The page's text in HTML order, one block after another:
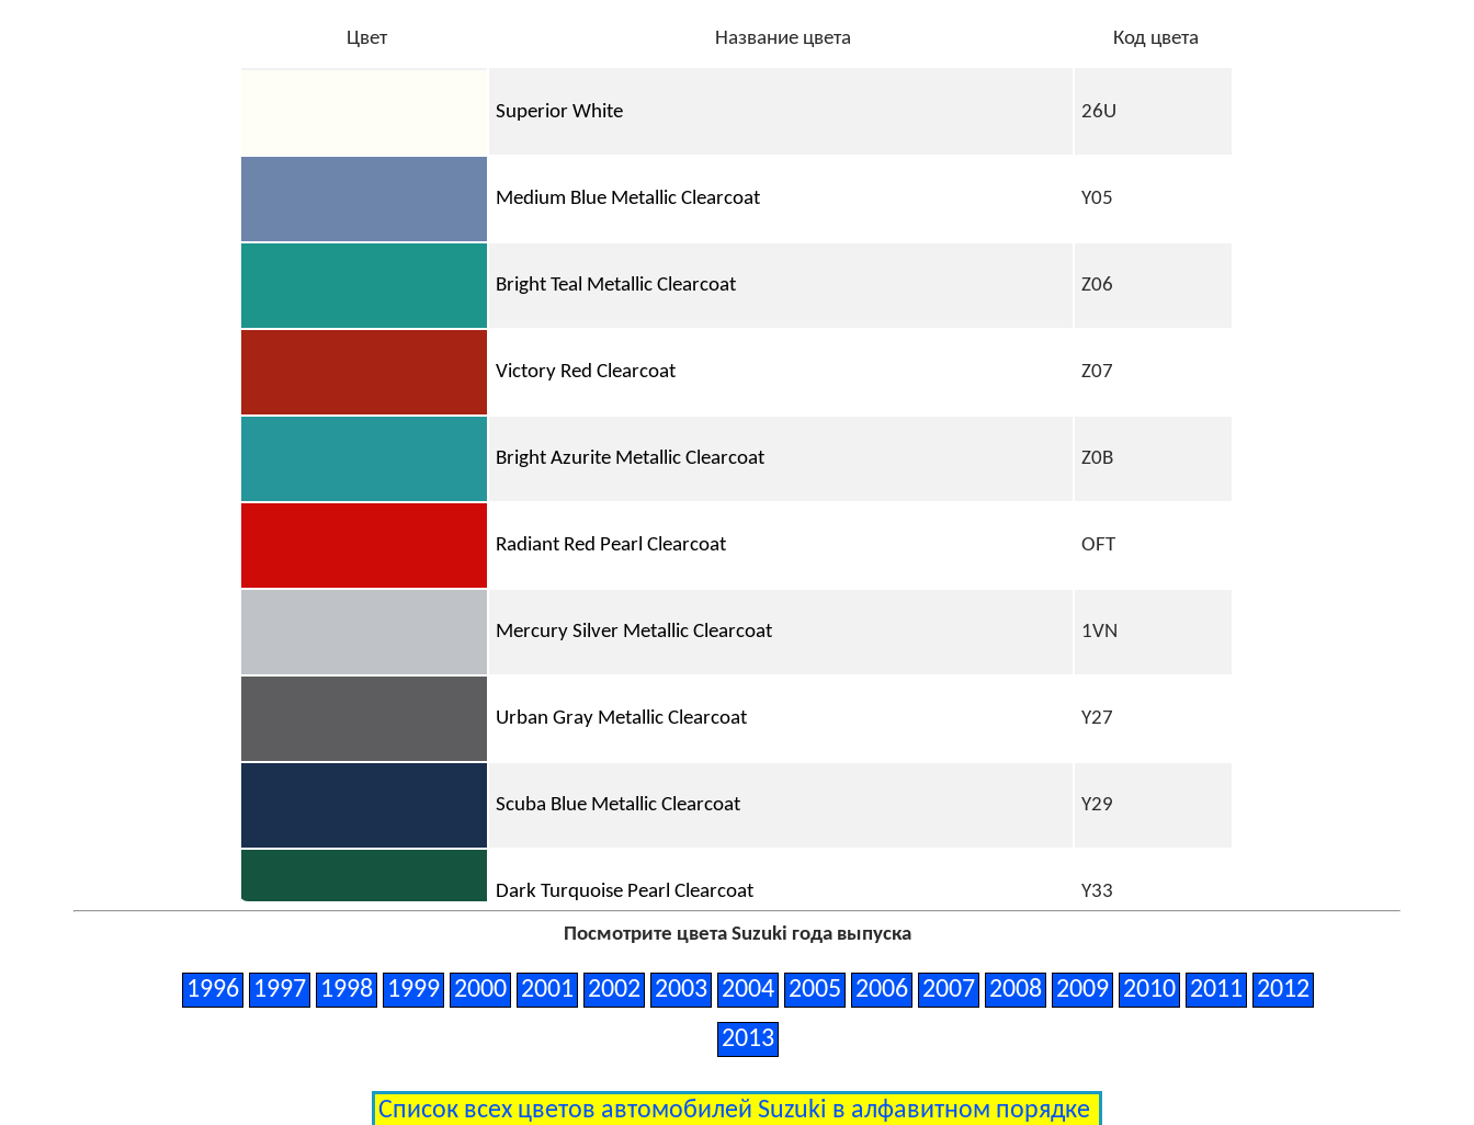
Цвет Название цвета Код цвета
Superior White 26U
Medium Blue Metallic Clearcoat Y05
Bright Teal Metallic Clearcoat Z06
Victory Red Clearcoat Z07
Bright Azurite Metallic Clearcoat Z0B
Radiant Red Pearl Clearcoat OFT
Mercury Silver Metallic Clearcoat 1VN
Urban Gray Metallic Clearcoat Y27
Scuba Blue Metallic Clearcoat Y29
Dark Turquoise Pearl Clearcoat Y33
Saturn Black Metallic Clearcoat 0DG
Посмотрите цвета Suzuki года выпуска
1996 1997 1998 1999 2000 2001 2002 2003 2004 2005 2006 2007 2008 2009 2010 2011
2012
2013
Список всех цветов автомобилей Suzuki в алфавитном порядке